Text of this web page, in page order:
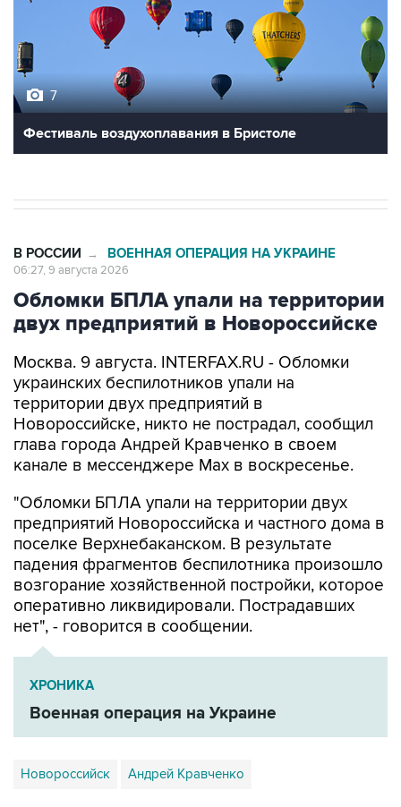
Фестиваль воздухоплавания в Бристоле
Обломки БПЛА упали на территории
двух предприятий в Новороссийске
Москва. 9 августа. INTERFAX.RU - Обломки
территории двух предприятий в
Новороссийске, никто не пострадал, сообщил
глава города Андрей Кравченко в своем
канале в мессенджере Max в воскресенье.
"Обломки БПЛА упали на территории двух
поселке Верхнебаканском. В результате
падения фрагментов беспилотника произошло
возгорание хозяйственной постройки, которое
оперативно ликвидировали. Пострадавших
нет", - говорится в сообщении.
ХРОНИКА
Военная операция на Украине
Новороссийск Андрей Кравченко